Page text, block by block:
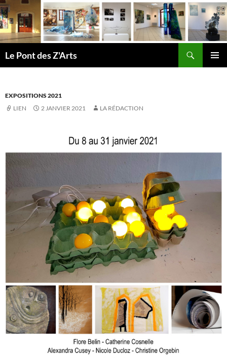
Aller
au
contenu
Le Pont des Z'Arts
EXPOSITIONS 2021
LIEN
2 JANVIER 2021 LA RÉDACTION